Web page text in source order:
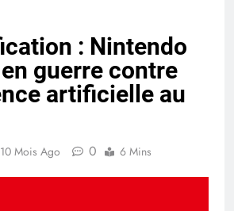
: Nintendo
en guerre contre
artificielle au
10 Mois Ago 0 6 Mins